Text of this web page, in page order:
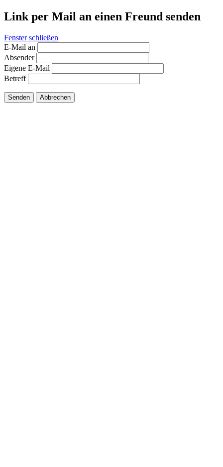
Link per Mail an einen Freund senden
Fenster schließen
E-Mail an
Absender
Eigene E-Mail
Betreff
Senden Abbrechen